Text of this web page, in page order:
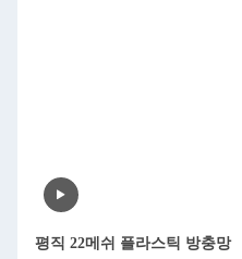
평직 22메쉬 플라스틱 방충망